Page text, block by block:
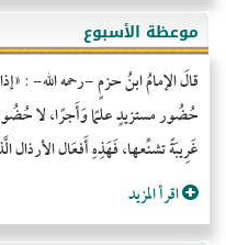
موعظة الأسبوع
قالَ الإمامُ ابنُ حزمٍ -رحمه
حُضُور مستزيدٍ علمًا وَأَجرًا، لا
غَرِيبَةً تشنِّعها، فَهَذِهِ أَفعَال الأرذال
اقرأ المزيد